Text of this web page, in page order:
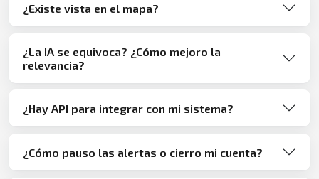
¿Existe vista en el mapa?
¿La IA se equivoca? ¿Cómo mejoro la
relevancia?
¿Hay API para integrar con mi sistema?
¿Cómo pauso las alertas o cierro mi cuenta?